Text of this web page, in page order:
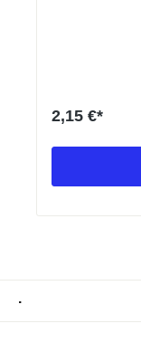
2,15 €*
.